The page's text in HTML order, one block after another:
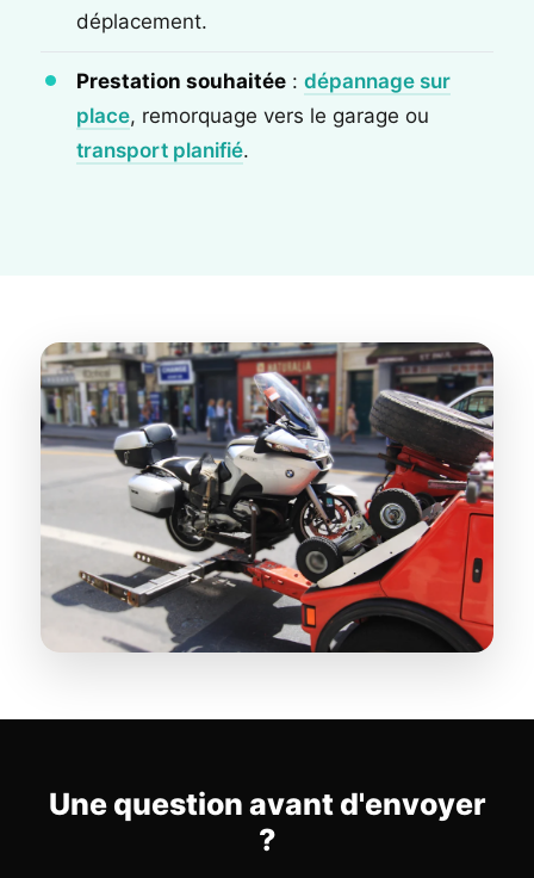
déplacement.
Prestation souhaitée : dépannage sur
place, remorquage vers le garage ou
transport planifié.
Une question avant d'envoyer
?